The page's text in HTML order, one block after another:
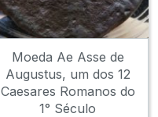
Moeda Ae Asse de
Augustus, um dos 12
Caesares Romanos do
1° Século